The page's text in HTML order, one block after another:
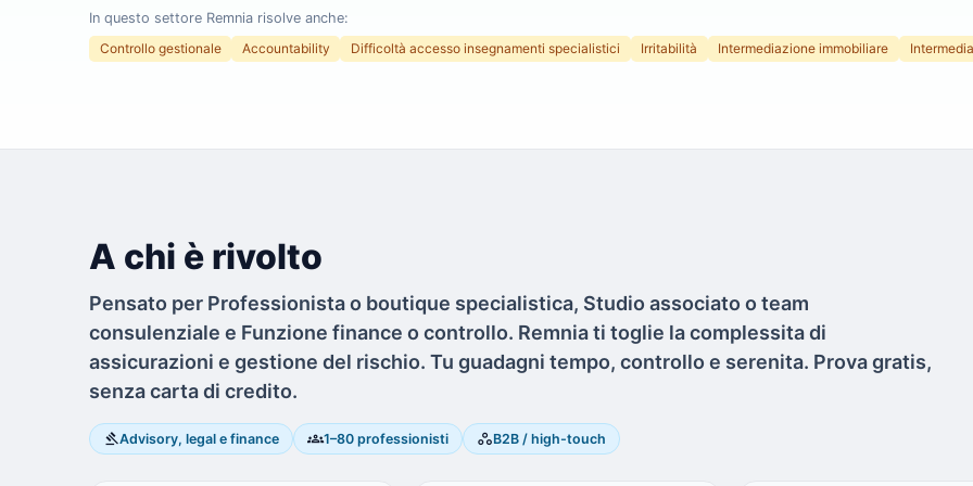
In questo settore Remnia risolve anche:
Controllo gestionale
Accountability Difficoltà accesso insegnamenti specialistici Irritabilità Intermediazione immobiliare
A chi è rivolto
Pensato per Professionista o boutique specialistica, Studio associato o team
consulenziale e Funzione finance o controllo. Remnia ti toglie la complessita di
assicurazioni e gestione del rischio. Tu guadagni tempo, controllo e serenita. Prova gratis,
senza carta di credito.
gavelAdvisory, legal e finance groups1–80 professionisti workspacesB2B / high-touch